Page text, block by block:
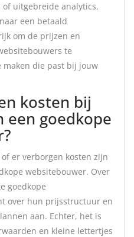
uitgebreide analytics,
een betaald
om de prijzen en
te
maken die past bij jouw
kosten bij
een goedkope
er verborgen kosten zijn
websitebouwer. Over
goedkope
over hun prijsstructuur en
aan. Echter, het is
en kleine lettertjes